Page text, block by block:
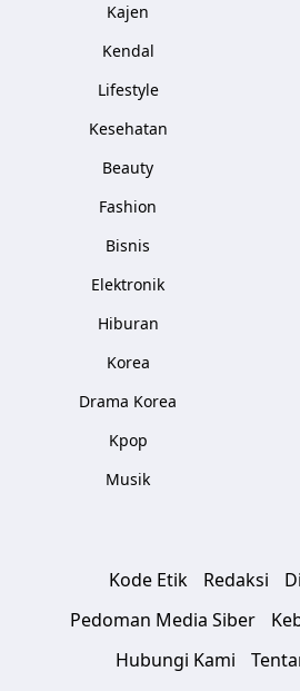
Kajen
Kendal
Lifestyle
Kesehatan
Beauty
Fashion
Bisnis
Elektronik
Hiburan
Korea
Drama Korea
Kpop
Musik
Kode Etik Redaksi
Pedoman Media Siber
Hubungi Kami